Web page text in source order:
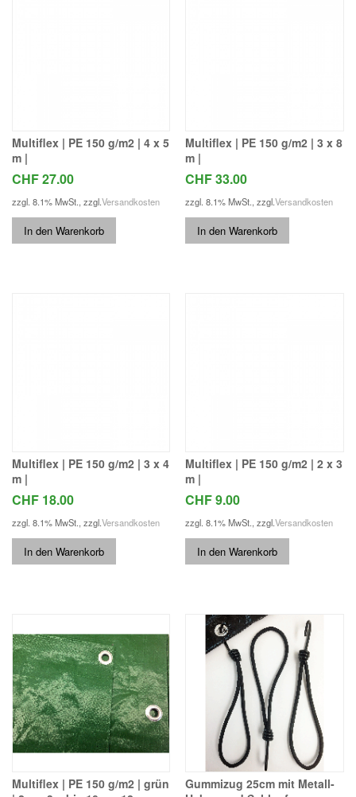
Multiflex | PE 150 g/m2 | 4 x 5
m |
CHF 27.00
zzgl. 8.1% MwSt., zzgl.Versandkosten
In den Warenkorb
Multiflex | PE 150 g/m2 | 3 x 8
m |
CHF 33.00
zzgl. 8.1% MwSt.,zzgl.Versandkosten
In den Warenkorb
Multiflex | PE 150 g/m2 | 3 x 4
m |
CHF 18.00
zzgl. 8.1% MwSt., zzgl.Versandkosten
In den Warenkorb
Multiflex | PE 150 g/m2 | 2 x 3
m |
CHF 9.00
zzgl. 8.1% MwSt.,zzgl.Versandkosten
In den Warenkorb
Multiflex | PE 150 g/m2 | grün
Gummizug 25cm mit Metall-